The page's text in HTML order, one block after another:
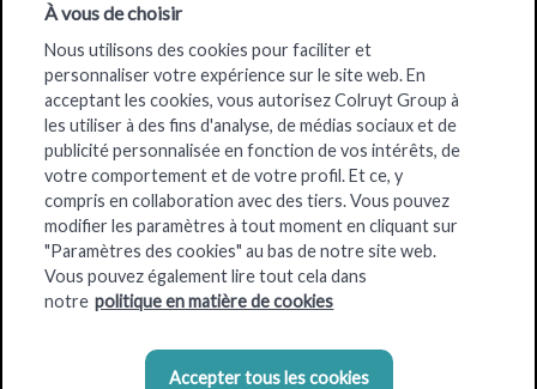
Bio-Planet
Bio-Planetest un supermarché unique proposant 6 000
produits pour répondre à l'ensemble des besoins du
consommateur : fruits et légumes fraisbio, viande, produits
végétariens, pain et garnitures, produits de nettoyage et de
soinécologiques… Ainsi qu’un vaste assortiment pour les
personnes souffrant d’intolérances(gluten, lactose…).
Bref, c’est le magasin idéal pour ceux qui veulent consommer
Actuellement, vous pouvez aussi faire vos courses en ligne et
À vous de choisir
Nous utilisons des cookies pour faciliter et
personnaliser votre expérience sur le site web. En
acceptant les cookies, vous autorisez Colruyt Group à
les utiliser à des fins d'analyse, de médias sociaux et de
publicité personnalisée en fonction de vos intérêts, de
votre comportement et de votre profil. Et ce, y
compris en collaboration avec des tiers. Vous pouvez
modifier les paramètres à tout moment en cliquant sur
"Paramètres des cookies" au bas de notre site web.
Vous pouvez également lire tout cela dans
notre politique en matière de cookies
Accepter tous les cookies